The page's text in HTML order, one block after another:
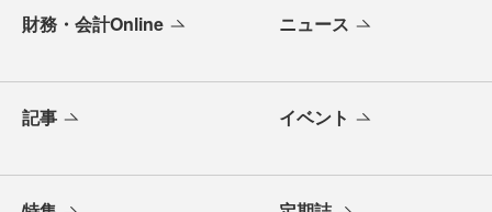
財務・会計Online ニュース
記事 イベント